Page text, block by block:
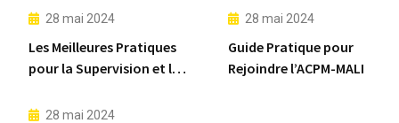
28 mai 2024
Les Meilleures Pratiques
pour la Supervision et la
Miniers
28 mai 2024
Guide Pratique pour
Rejoindre l’ACPM-MALI
28 mai 2024